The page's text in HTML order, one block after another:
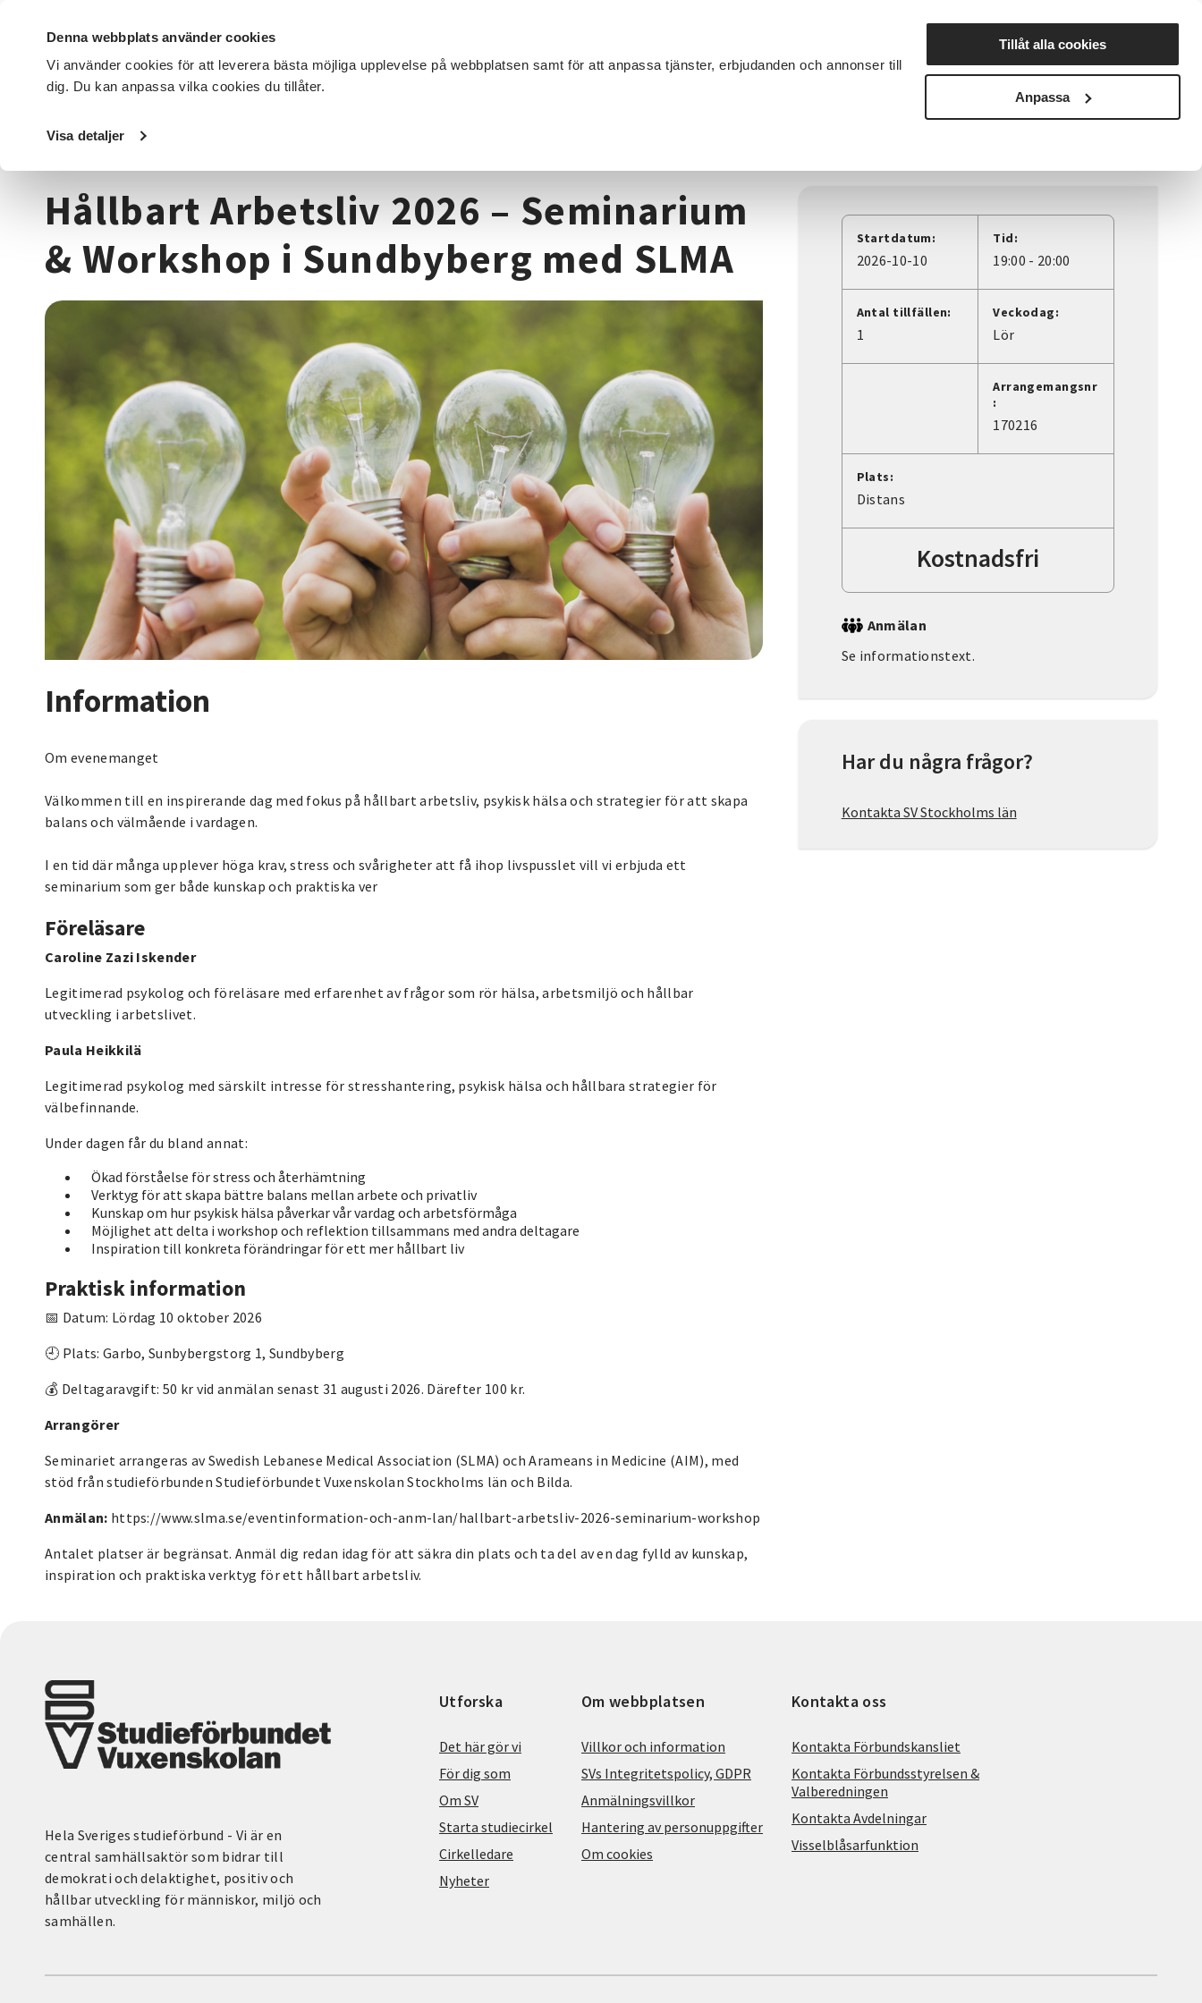
Denna webbplats använder cookies
Vi använder cookies för att leverera bästa möjliga upplevelse på webbplatsen samt för att anpassa tjänster, erbjudanden och annonser till
dig. Du kan anpassa vilka cookies du tillåter.
Visa detaljer
Tillåt alla cookies
Anpassa
DET HÄR GÖR VI FÖR DIG SOM SÖK KURSER OCH EVENEMANG Nyheter Avdelningar
Startsida / Kurser och evenemang
Hållbart Arbetsliv 2026 – Seminarium
& Workshop i Sundbyberg med SLMA
Information
Om evenemanget
Välkommen till en inspirerande dag med fokus på hållbart arbetsliv, psykisk hälsa och strategier för att skapa
balans och välmående i vardagen.
I en tid där många upplever höga krav, stress och svårigheter att få ihop livspusslet vill vi erbjuda ett
seminarium som ger både kunskap och praktiska ver
Föreläsare
Caroline Zazi Iskender
Legitimerad psykolog och föreläsare med erfarenhet av frågor som rör hälsa, arbetsmiljö och hållbar
utveckling i arbetslivet.
Paula Heikkilä
Legitimerad psykolog med särskilt intresse för stresshantering, psykisk hälsa och hållbara strategier för
välbefinnande.
Under dagen får du bland annat:
Ökad förståelse för stress och återhämtning
Verktyg för att skapa bättre balans mellan arbete och privatliv
Kunskap om hur psykisk hälsa påverkar vår vardag och arbetsförmåga
Möjlighet att delta i workshop och reflektion tillsammans med andra deltagare
Inspiration till konkreta förändringar för ett mer hållbart liv
Praktisk information
📅 Datum: Lördag 10 oktober 2026
🕘 Plats: Garbo, Sunbybergstorg 1, Sundbyberg
💰 Deltagaravgift: 50 kr vid anmälan senast 31 augusti 2026. Därefter 100 kr.
Arrangörer
Seminariet arrangeras av Swedish Lebanese Medical Association (SLMA) och Arameans in Medicine (AIM), med
stöd från studieförbunden Studieförbundet Vuxenskolan Stockholms län och Bilda.
Anmälan: https://www.slma.se/eventinformation-och-anm-lan/hallbart-arbetsliv-2026-seminarium-workshop
Antalet platser är begränsat. Anmäl dig redan idag för att säkra din plats och ta del av en dag fylld av kunskap,
inspiration och praktiska verktyg för ett hållbart arbetsliv.
Startdatum:
2026-10-10
Tid:
19:00 - 20:00
Antal tillfällen:
1
Veckodag:
Lör
Arrangemangsnr
:
170216
Plats:
Distans
Kostnadsfri
Anmälan
Se informationstext.
Har du några frågor?
Kontakta SV Stockholms län
Hela Sveriges studieförbund - Vi är en
central samhällsaktör som bidrar till
demokrati och delaktighet, positiv och
hållbar utveckling för människor, miljö och
samhällen.
Utforska
Det här gör vi
För dig som
Om SV
Starta studiecirkel
Cirkelledare
Nyheter
Om webbplatsen
Villkor och information
SVs Integritetspolicy, GDPR
Anmälningsvillkor
Hantering av personuppgifter
Om cookies
Kontakta oss
Kontakta Förbundskansliet
Kontakta Förbundsstyrelsen &
Valberedningen
Kontakta Avdelningar
Visselblåsarfunktion